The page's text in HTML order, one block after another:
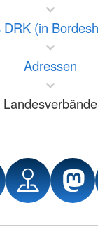
DRK (in
Adressen
Landesverbände